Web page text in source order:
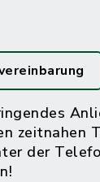
zeitnahen
der